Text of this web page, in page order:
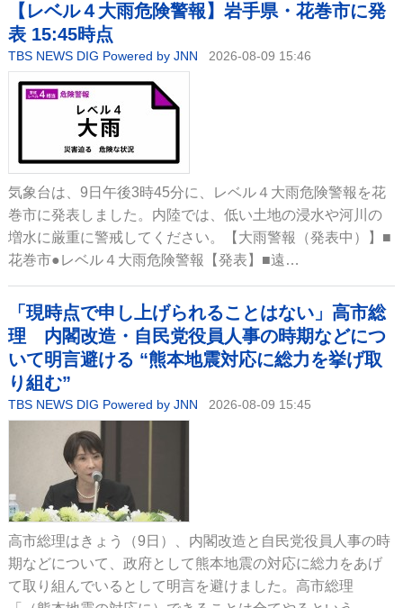
【レベル４大雨危険警報】岩手県・花巻市に発
表 15:45時点
TBS NEWS DIG Powered by JNN 2026-08-09 15:46
気象台は、9日午後3時45分に、レベル４大雨危険警報を花
巻市に発表しました。内陸では、低い土地の浸水や河川の
増水に厳重に警戒してください。【大雨警報（発表中）】■
花巻市●レベル４大雨危険警報【発表】■遠…
「現時点で申し上げられることはない」高市総
理 内閣改造・自民党役員人事の時期などにつ
いて明言避ける “熊本地震対応に総力を挙げ取
り組む”
TBS NEWS DIG Powered by JNN 2026-08-09 15:45
高市総理はきょう（9日）、内閣改造と自民党役員人事の時
期などについて、政府として熊本地震の対応に総力をあげ
て取り組んでいるとして明言を避けました。高市総理